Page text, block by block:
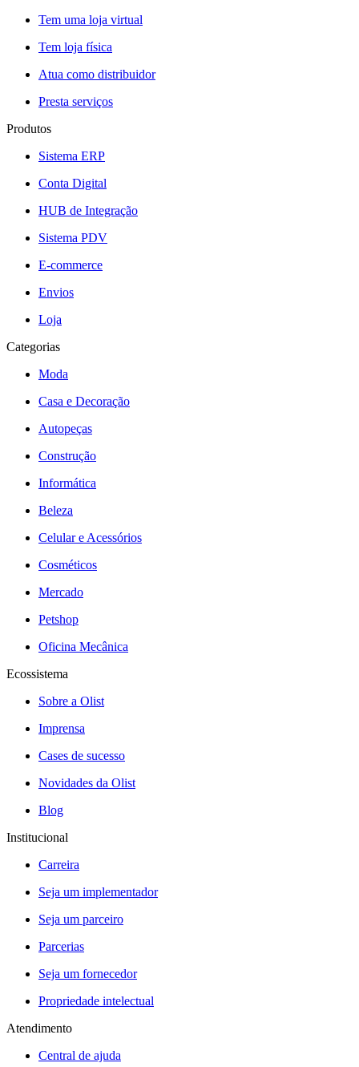
Tem uma loja virtual
Tem loja física
Atua como distribuidor
Presta serviços
Produtos
Sistema ERP
Conta Digital
HUB de Integração
Sistema PDV
E-commerce
Envios
Loja
Categorias
Moda
Casa e Decoração
Autopeças
Construção
Informática
Beleza
Celular e Acessórios
Cosméticos
Mercado
Petshop
Oficina Mecânica
Ecossistema
Sobre a Olist
Imprensa
Cases de sucesso
Novidades da Olist
Blog
Institucional
Carreira
Seja um implementador
Seja um parceiro
Parcerias
Seja um fornecedor
Propriedade intelectual
Atendimento
Central de ajuda